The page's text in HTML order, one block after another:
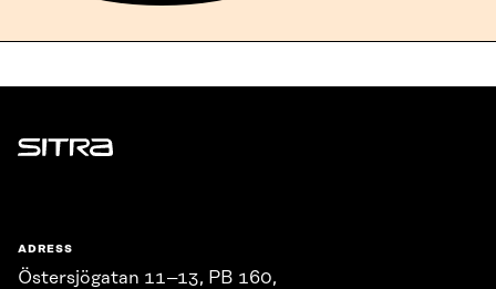
Sitra
ADRESS
Östersjögatan 11–13, PB 160,